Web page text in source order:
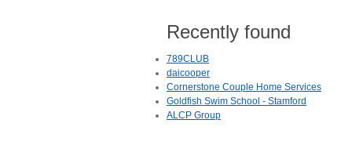
Recently found
789CLUB
daicooper
Cornerstone Couple Home Services
Goldfish Swim School - Stamford
ALCP Group